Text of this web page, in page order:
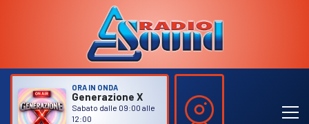
ORA IN ONDA
Generazione X
Sabato dalle 09:00 alle
12:00